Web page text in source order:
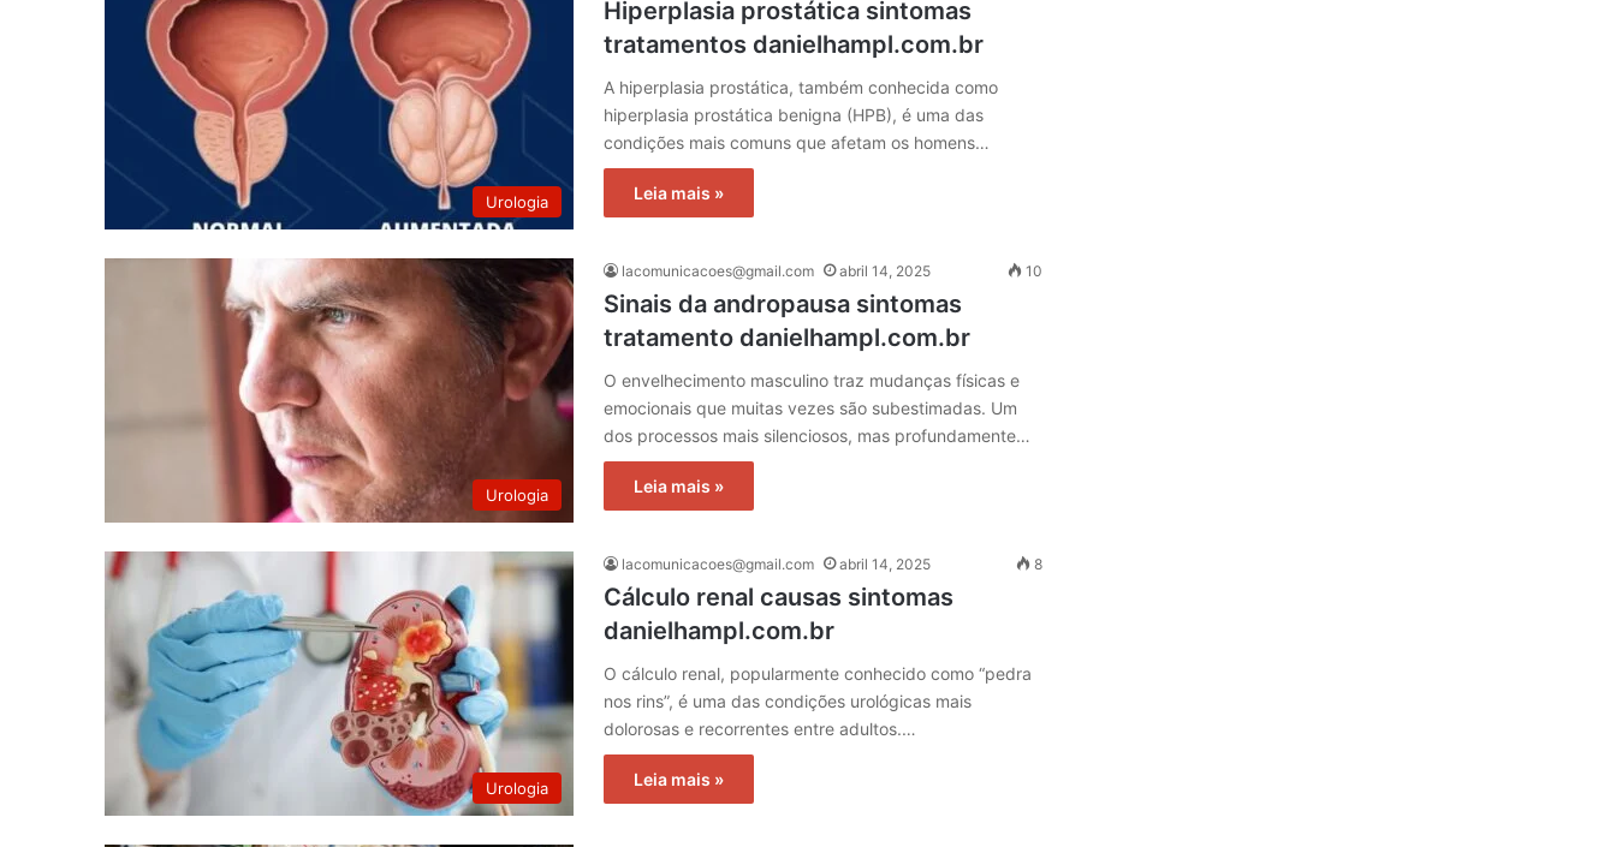
Urologia
Hiperplasia prostática sintomas
tratamentos danielhampl.com.br
A hiperplasia prostática, também conhecida como
hiperplasia prostática benigna (HPB), é uma das
condições mais comuns que afetam os homens…
Leia mais »
Urologia
lacomunicacoes@gmail.com abril 14, 2025 10
Sinais da andropausa sintomas
tratamento danielhampl.com.br
O envelhecimento masculino traz mudanças físicas e
emocionais que muitas vezes são subestimadas. Um
dos processos mais silenciosos, mas profundamente…
Leia mais »
Urologia
lacomunicacoes@gmail.com abril 14, 2025 8
Cálculo renal causas sintomas
danielhampl.com.br
O cálculo renal, popularmente conhecido como “pedra
nos rins”, é uma das condições urológicas mais
dolorosas e recorrentes entre adultos.…
Leia mais »